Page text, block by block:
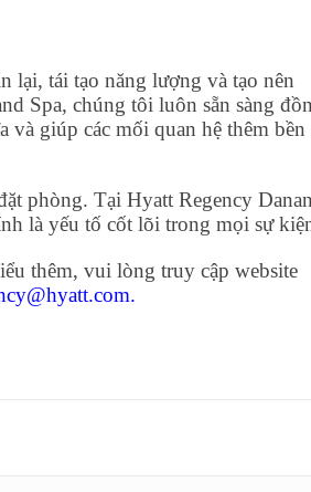
lại, tái tạo năng lượng và tạo nên
Spa, chúng tôi luôn sẵn sàng
và giúp các mối quan hệ thêm bền
phòng. Tại Hyatt Regency
là yếu tố cốt lõi trong mọi sự
thêm, vui lòng truy cập website
.